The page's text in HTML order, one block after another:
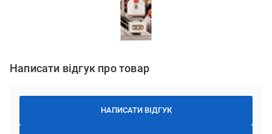
Написати відгук про товар
НАПИСАТИ ВІДГУК